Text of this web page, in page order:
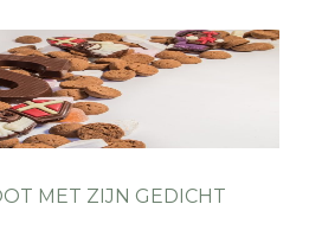
MET ZIJN GEDICHT